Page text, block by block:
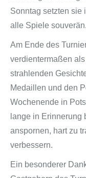
Sonntag setzten sie
alle Spiele souverän.
Am Ende des
verdientermaßen
strahlenden
Medaillen und den
Wochenende in
lange in Erinnerung
anspornen, hart zu
verbessern.
Ein besonderer